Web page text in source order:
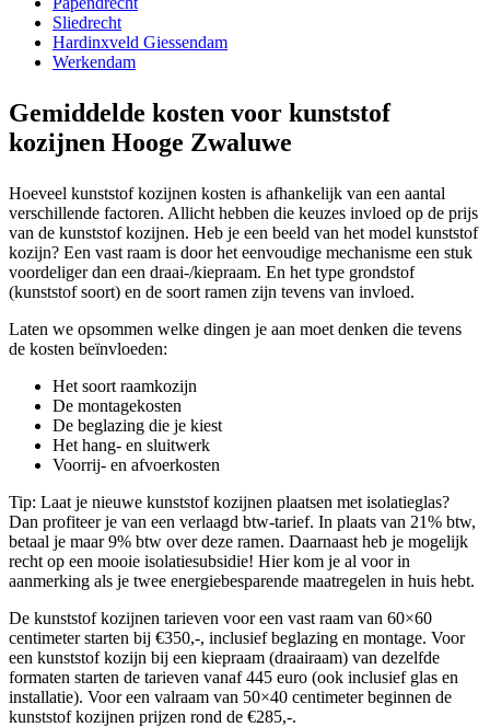
Sliedrecht
Hardinxveld Giessendam
Werkendam
Gemiddelde kosten voor kunststof
kozijnen Hooge Zwaluwe
Hoeveel kunststof kozijnen kosten is afhankelijk van een aantal
verschillende factoren. Allicht hebben die keuzes invloed op de prijs
van de kunststof kozijnen. Heb je een beeld van het model kunststof
kozijn? Een vast raam is door het eenvoudige mechanisme een stuk
voordeliger dan een draai-/kiepraam. En het type grondstof
(kunststof soort) en de soort ramen zijn tevens van invloed.
Laten we opsommen welke dingen je aan moet denken die tevens
de kosten beïnvloeden:
Het soort raamkozijn
De montagekosten
De beglazing die je kiest
Het hang- en sluitwerk
Voorrij- en afvoerkosten
Tip: Laat je nieuwe kunststof kozijnen plaatsen met isolatieglas?
Dan profiteer je van een verlaagd btw-tarief. In plaats van 21% btw,
betaal je maar 9% btw over deze ramen. Daarnaast heb je mogelijk
recht op een mooie isolatiesubsidie! Hier kom je al voor in
aanmerking als je twee energiebesparende maatregelen in huis hebt.
De kunststof kozijnen tarieven voor een vast raam van 60×60
centimeter starten bij €350,-, inclusief beglazing en montage. Voor
een kunststof kozijn bij een kiepraam (draairaam) van dezelfde
formaten starten de tarieven vanaf 445 euro (ook inclusief glas en
installatie). Voor een valraam van 50×40 centimeter beginnen de
kunststof kozijnen prijzen rond de €285,-.